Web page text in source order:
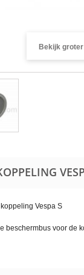
Bekijk groter
Vespa S
beschermbus voor de